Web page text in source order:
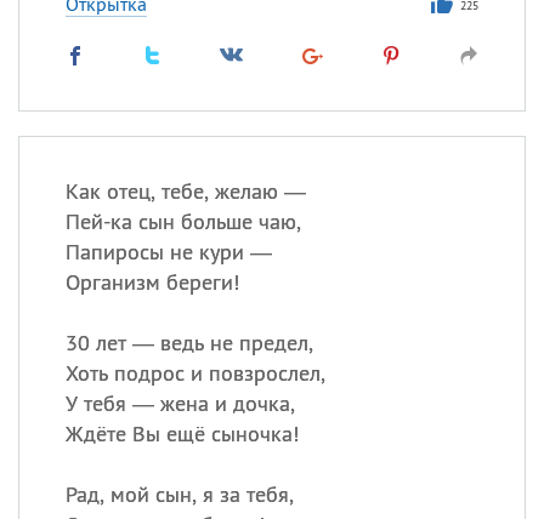
225
Как отец, тебе, желаю —
Пей-ка сын больше чаю,
Папиросы не кури —
Организм береги!
30 лет — ведь не предел,
Хоть подрос и повзрослел,
У тебя — жена и дочка,
Ждёте Вы ещё сыночка!
Рад, мой сын, я за тебя,